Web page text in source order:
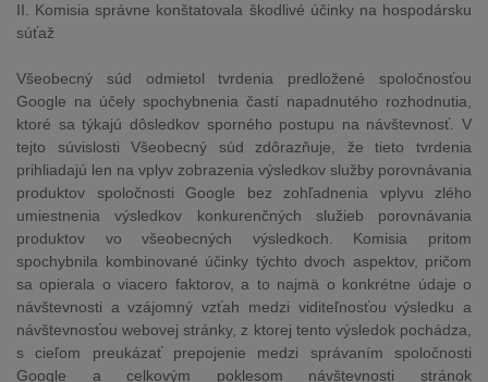
II. Komisia správne konštatovala škodlivé účinky na hospodársku
súťaž
Všeobecný súd odmietol tvrdenia predložené spoločnosťou
Google na účely spochybnenia častí napadnutého rozhodnutia,
ktoré sa týkajú dôsledkov sporného postupu na návštevnosť. V
tejto súvislosti Všeobecný súd zdôrazňuje, že tieto tvrdenia
prihliadajú len na vplyv zobrazenia výsledkov služby porovnávania
produktov spoločnosti Google bez zohľadnenia vplyvu zlého
umiestnenia výsledkov konkurenčných služieb porovnávania
produktov vo všeobecných výsledkoch. Komisia pritom
spochybnila kombinované účinky týchto dvoch aspektov, pričom
sa opierala o viacero faktorov, a to najmä o konkrétne údaje o
návštevnosti a vzájomný vzťah medzi viditeľnosťou výsledku a
návštevnosťou webovej stránky, z ktorej tento výsledok pochádza,
s cieľom preukázať prepojenie medzi správaním spoločnosti
Google a celkovým poklesom návštevnosti stránok